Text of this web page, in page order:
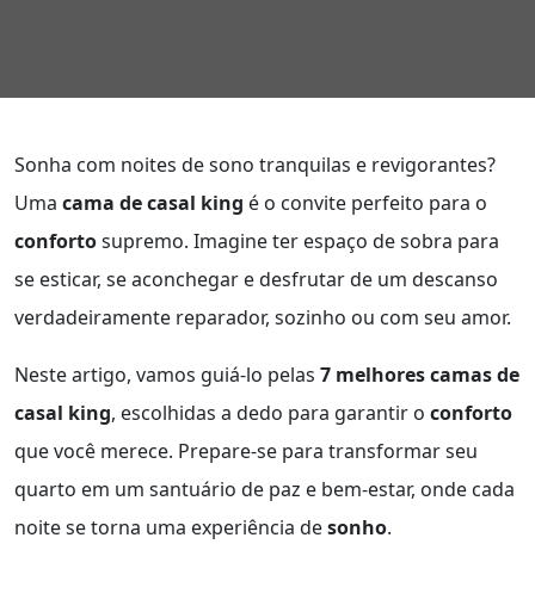
Sonha com noites de sono tranquilas e revigorantes?
Uma cama de casal king é o convite perfeito para o
confortosupremo. Imagine ter espaço de sobra para
se esticar, se aconchegar e desfrutar de um descanso
verdadeiramente reparador, sozinho ou com seu amor.
Neste artigo, vamos guiá-lo pelas 7 melhores camas de
casal king, escolhidas a dedo para garantir o conforto
que você merece. Prepare-se para transformar seu
quarto em um santuário de paz e bem-estar, onde cada
noite se torna uma experiência desonho.